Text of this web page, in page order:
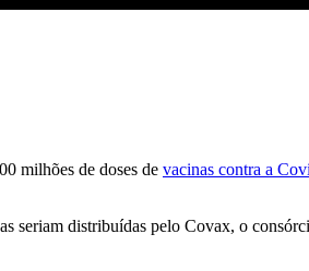
milhões de doses de vacinas contra a
seriam distribuídas pelo Covax, o